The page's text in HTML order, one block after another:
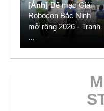
[Ảnh] Bế mạc Giải
Robocon Bắc Ninh
mở rộng 2026 - Tranh
...